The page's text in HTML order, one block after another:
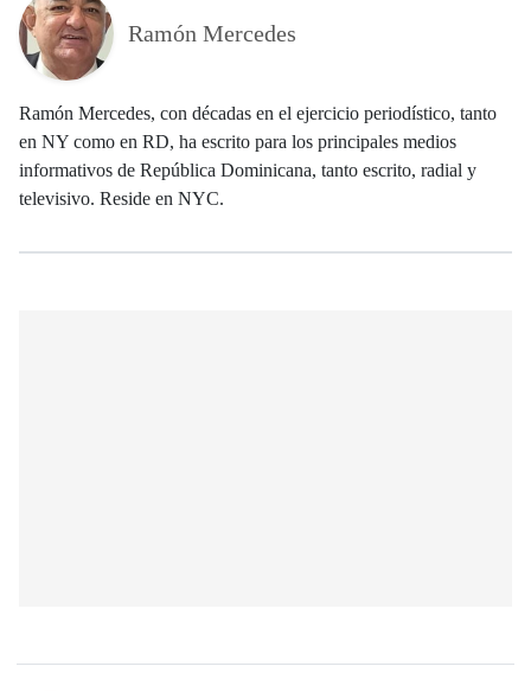
Ramón Mercedes
Ramón Mercedes, con décadas en el ejercicio periodístico, tanto
en NY como en RD, ha escrito para los principales medios
informativos de República Dominicana, tanto escrito, radial y
televisivo. Reside en NYC.